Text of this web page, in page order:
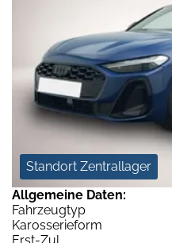
Standort Zentrallager
Allgemeine Daten:
Fahrzeugtyp
Karosserieform
Erst-Zul.